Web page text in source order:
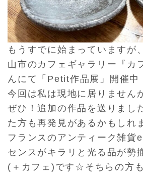
もうすでに始まっていますが
山市のカフェギャラリー『カ
んにて「Petit作品展」開催中
今回は私は現地に居りません
ぜひ！追加の作品を送りまし
た方も再発見があるかもしれ
フランスのアンティーク雑貨
センスがキラリと光る品が勢
(＋カフェ)です☆そちらの方